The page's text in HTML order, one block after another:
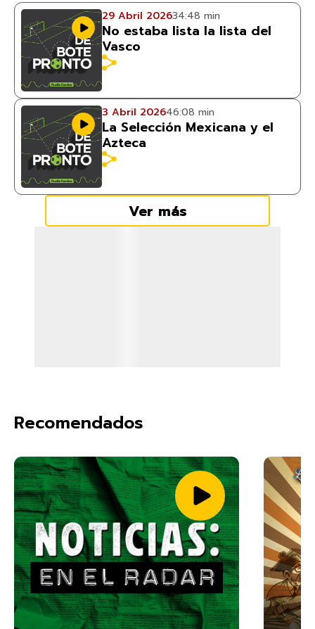
29 Abril 202634:48 min
No estaba lista la lista del
Vasco
3 Abril 202646:08 min
La Selección Mexicana y el
Azteca
Ver más
Recomendados